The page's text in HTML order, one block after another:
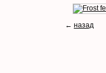
← назад